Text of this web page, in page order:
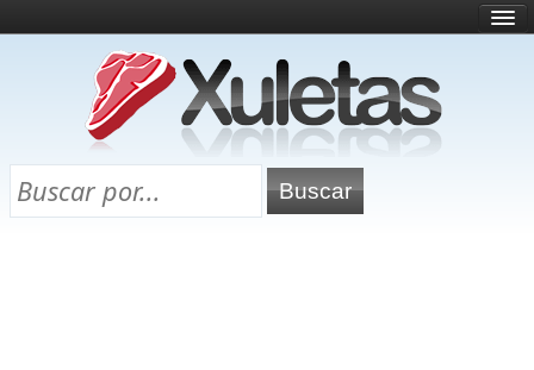
¿Qué es esto?
Directorio
Chuletas para exámenes